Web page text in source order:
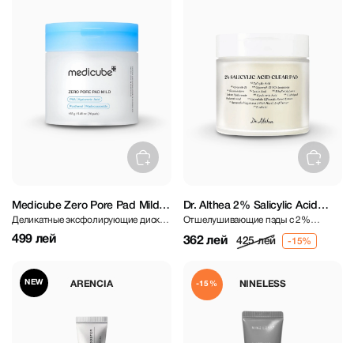
Medicube Zero Pore Pad Mild
70 pcs
Деликатные эксфолирующие диски
с PHA кислотами
499 лей
Dr. Althea 2% Salicylic Acid
Clear Pad 60 pcs
Отшелушивающие пэды с 2%
362 лей 425 лей
ARENCIA
NEW NINELESS
-15%